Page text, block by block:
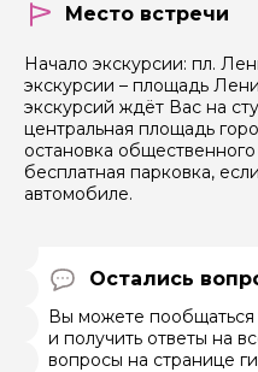
Место встречи
Начало экскурсии: пл.
экскурсии – площадь
экскурсий ждёт Вас на
центральная площадь
остановка
бесплатная парковка,
автомобиле.
Остались
Вы можете пообщаться
и получить ответы на
вопросы на странице